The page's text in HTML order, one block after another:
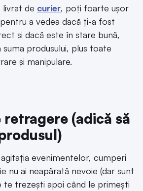
livrat de curier, poți foarte ușor
a vedea dacă ți-a fost
și dacă este în stare bună,
produsului, plus toate
și manipulare.
(adică să
evenimentelor, cumperi
nu ai neapărată nevoie (dar sunt
te trezești apoi când le primești